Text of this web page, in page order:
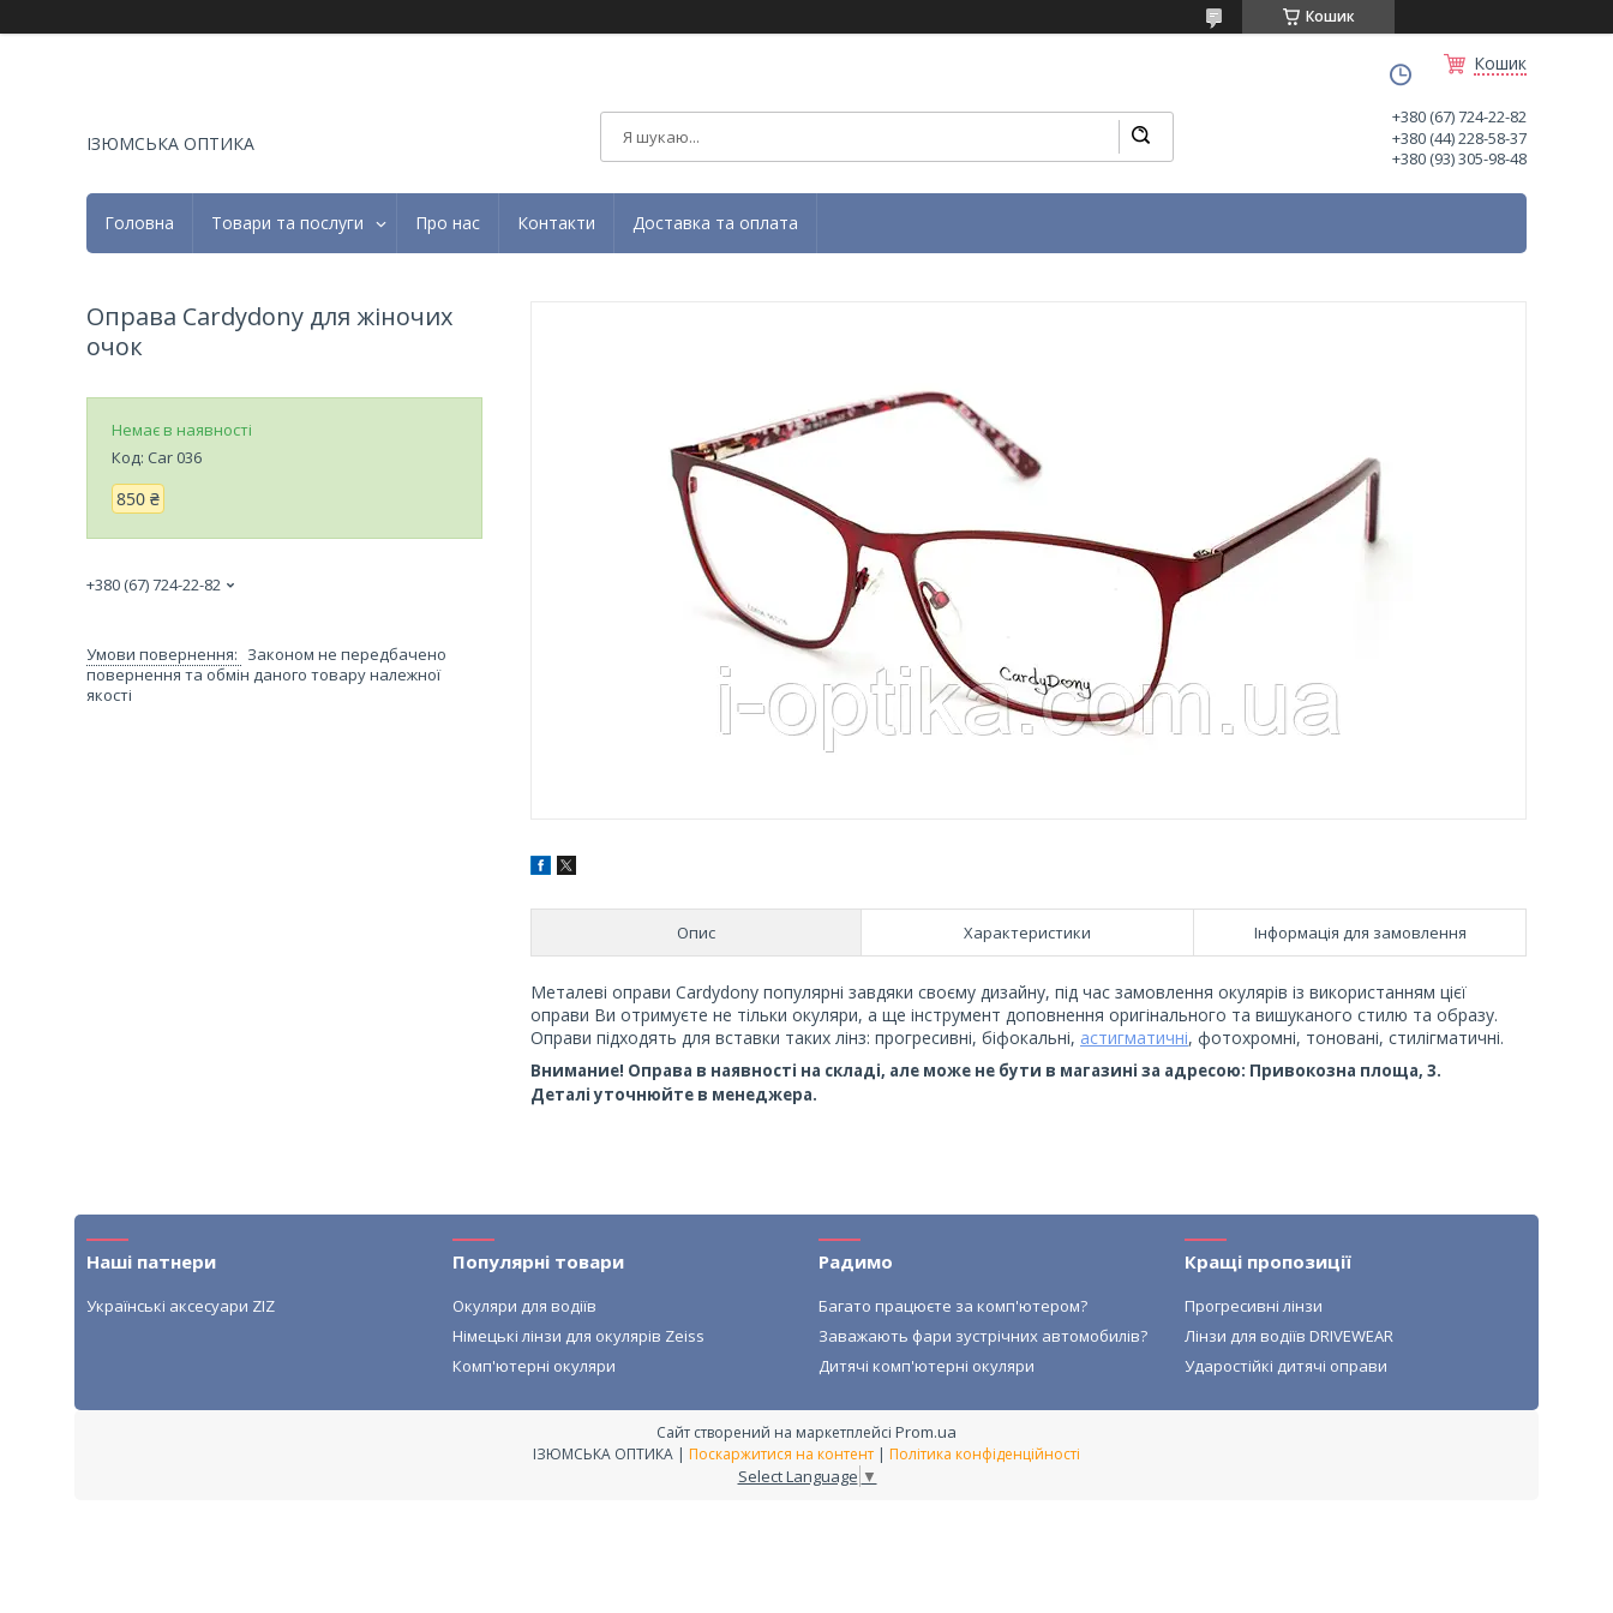
Кошик
Кошик
ІЗЮМСЬКА ОПТИКА
+380 (67) 724-22-82
+380 (44) 228-58-37
+380 (93) 305-98-48
Головна Товари та послуги Про нас Контакти Доставка та оплата
Опис Характеристики Інформація для замовлення
Металеві оправи Cardydony популярні завдяки своєму дизайну, під час замовлення окулярів із використанням цієї
оправи Ви отримуєте не тільки окуляри, а ще інструмент доповнення оригінального та вишуканого стилю та образу.
Оправи підходять для вставки таких лінз: прогресивні, біфокальні, астигматичні, фотохромні, тоновані, стилігматичні.
Внимание! Оправа в наявності на складі, але може не бути в магазині за адресою: Привокозна площа, 3.
Деталі уточнюйте в менеджера.
Оправа Cardydony для жіночих
очок
Немає в наявності
Код: Car 036
850 ₴
+380 (67) 724-22-82
Законом не передбачено
повернення та обмін даного товару належної
якості
Наші патнери
Українські аксесуари ZIZ
Популярні товари
Окуляри для водіїв
Німецькі лінзи для окулярів Zeiss
Комп'ютерні окуляри
Радимо
Багато працюєте за комп'ютером?
Заважають фари зустрічних автомобилів?
Дитячі комп'ютерні окуляри
Кращі пропозиції
Прогресивні лінзи
Лінзи для водіїв DRIVEWEAR
Ударостійкі дитячі оправи
Сайт створений на маркетплейсі Prom.ua
ІЗЮМСЬКА ОПТИКА | Поскаржитися на контент | Політика конфіденційності
Select Language ▼